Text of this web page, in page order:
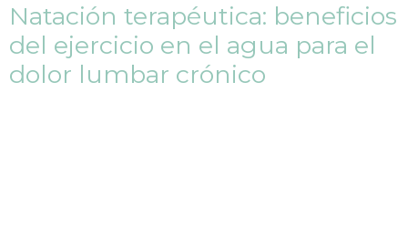
Natación terapéutica: beneficios
del ejercicio en el agua para el
dolor lumbar crónico